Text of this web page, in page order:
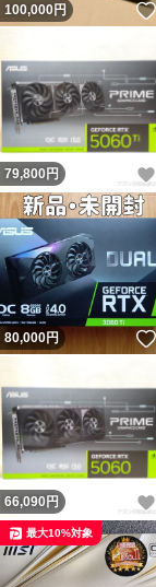
100,000円
79,800 円
80,000円
66,090 円
最大10%対象